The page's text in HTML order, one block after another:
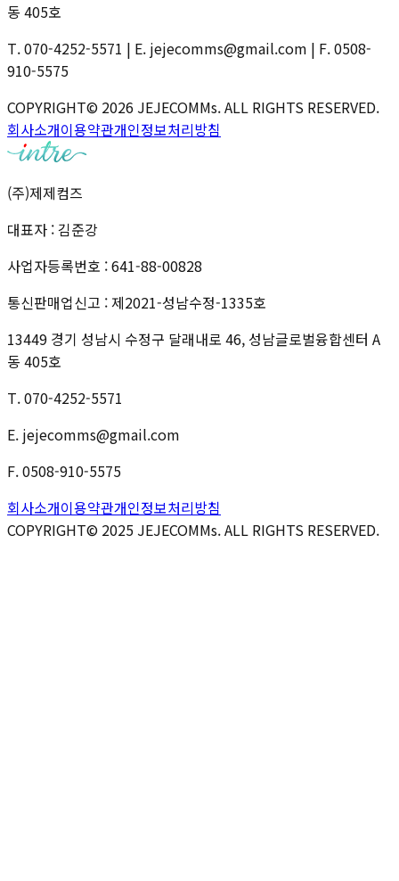
동 405호
T. 070-4252-5571 | E. jejecomms@gmail.com | F. 0508-
910-5575
COPYRIGHT© 2026 JEJECOMMs. ALL RIGHTS RESERVED.
회사소개이용약관개인정보처리방침
(주)제제컴즈
대표자 : 김준강
사업자등록번호 : 641-88-00828
통신판매업신고 : 제2021-성남수정-1335호
13449 경기 성남시 수정구 달래내로 46, 성남글로벌융합센터 A
동 405호
T. 070-4252-5571
E. jejecomms@gmail.com
F. 0508-910-5575
회사소개이용약관개인정보처리방침
COPYRIGHT© 2025 JEJECOMMs. ALL RIGHTS RESERVED.